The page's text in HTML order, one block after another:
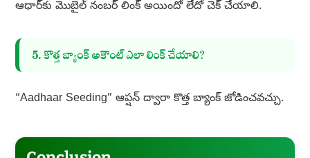
ఆధార్‌కు మొబైల్ నంబర్ లింక్ అయిందో లేదో చెక్ చేయాలి.
5. కొత్త బ్యాంక్ అకౌంట్ ఎలా లింక్ చేయాలి?
“Aadhaar Seeding” ఆప్షన్ ద్వారా కొత్త బ్యాంక్ జోడించవచ్చు.